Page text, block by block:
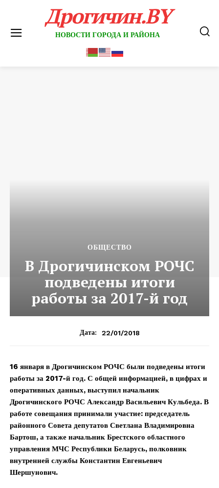
Дрогичин.BY
НОВОСТИ ГОРОДА И РАЙОНА
ОБЩЕСТВО
В Дрогичинском РОЧС
подведены итоги
работы за 2017-й год
Дата: 22/01/2018
16 января в Дрогичинском РОЧС были подведены итоги
работы за 2017-й год. С общей информацией, в цифрах и
оперативных данных, выступил начальник
Дрогичинского РОЧС Александр Васильевич Кульбеда. В
работе совещания принимали участие: председатель
районного Совета депутатов Светлана Владимировна
Бартош, а также начальник Брестского областного
управления МЧС Республики Беларусь, полковник
внутренней службы Константин Евгеньевич
Шершунович.